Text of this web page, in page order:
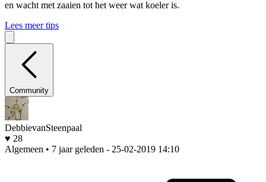
en wacht met zaaien tot het weer wat koeler is.
Lees meer tips
Community
DebbievanSteenpaal
♥ 28
Algemeen • 7 jaar geleden - 25-02-2019 14:10